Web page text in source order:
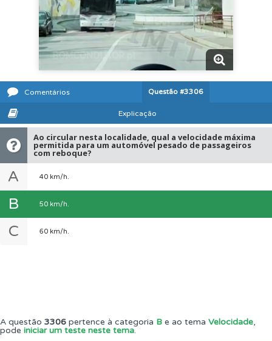
Comentários Questão #3306
Explicação
Ao circular nesta localidade, qual a velocidade máxima
permitida para um automóvel pesado de passageiros
com reboque?
A 40 km/h.
B 50 km/h.
C 60 km/h.
A questão 3306 pertence à categoria B e ao tema Velocidade,
pode iniciar um teste neste tema.